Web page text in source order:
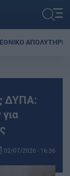
ΕΘΝΙΚΟ ΑΠΟΛΥΤΗΡΙΟ
ΔΥΠΑ:
02/07/2026 - 16:36